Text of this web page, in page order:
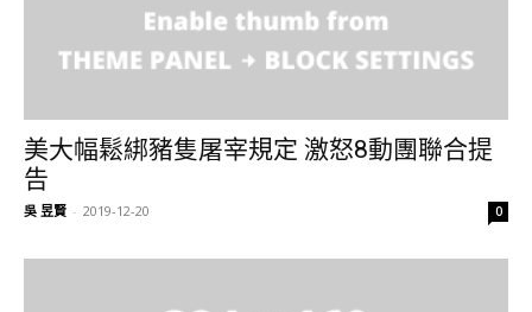
美大幅鬆綁豬隻屠宰規定 激怒8動團聯合提
告
吳 昱賢 - 2019-12-20 0